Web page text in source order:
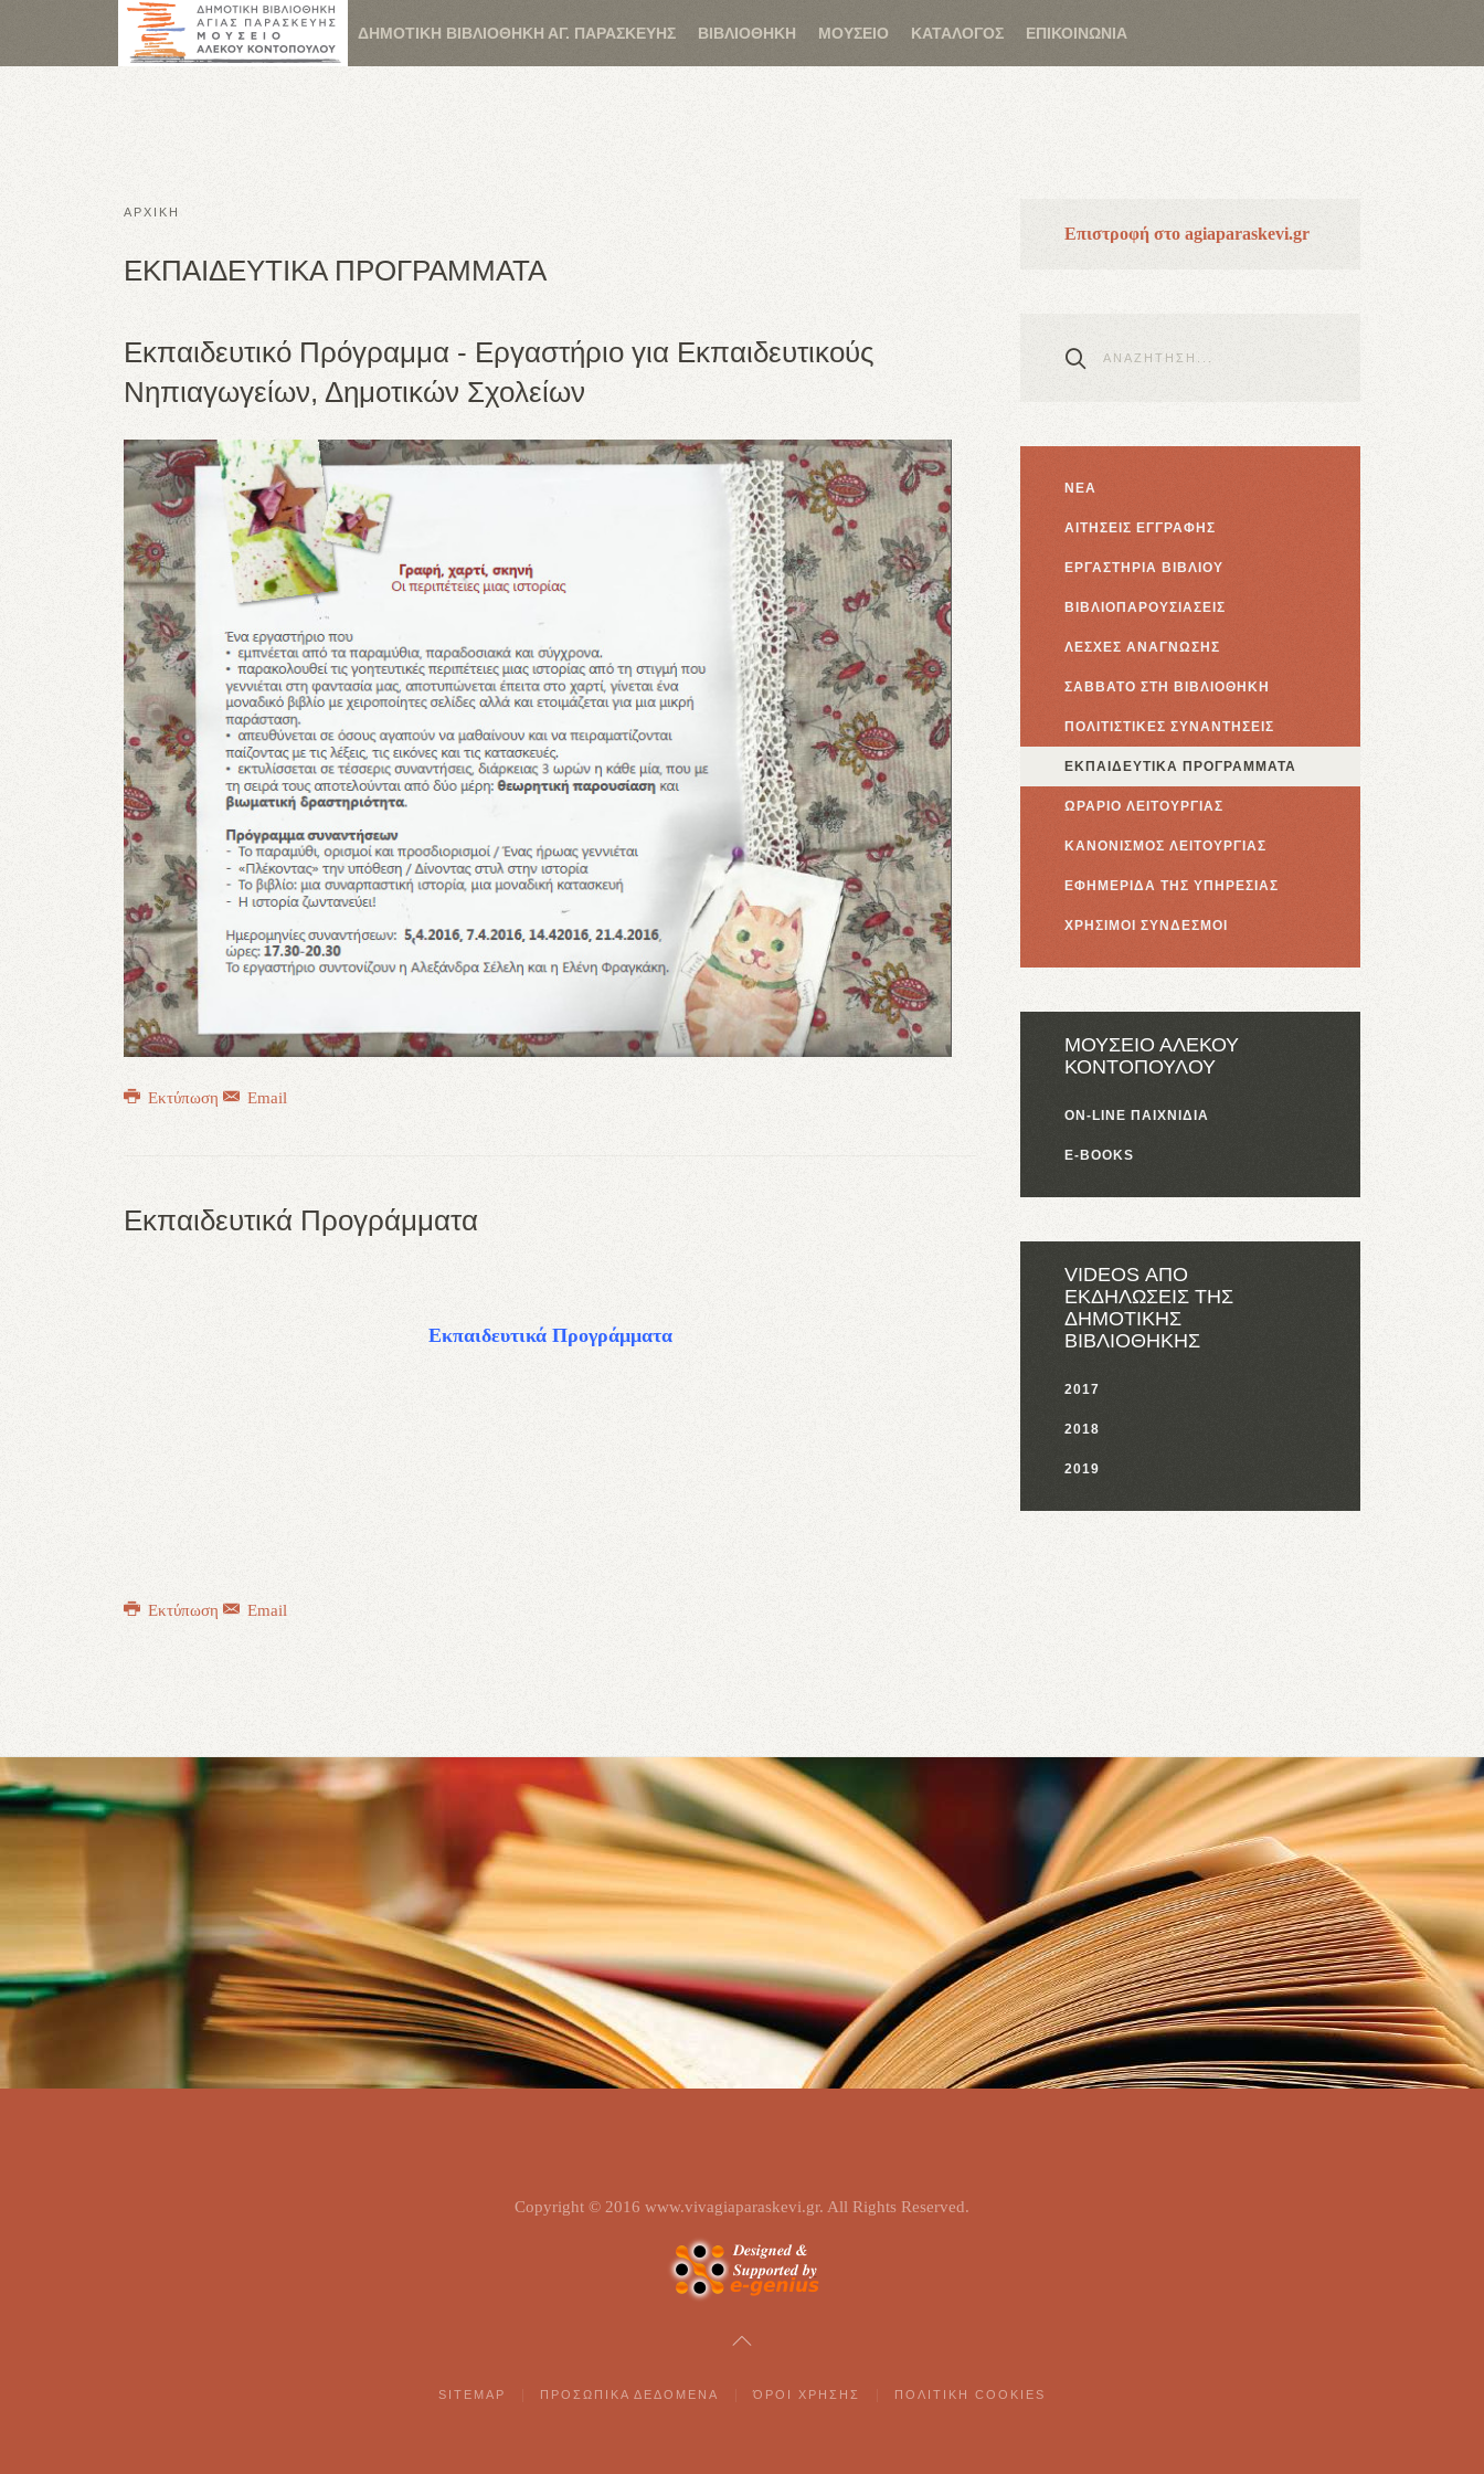
ΔΗΜΟΤΙΚΗ ΒΙΒΛΙΟΘΗΚΗ ΑΓ. ΠΑΡΑΣΚΕΥΗΣ ΒΙΒΛΙΟΘΗΚΗ ΜΟΥΣΕΙΟ ΚΑΤΑΛΟΓΟΣ ΕΠΙΚΟΙΝΩΝΙΑ
ΑΡΧΙΚΗ
ΕΚΠΑΙΔΕΥΤΙΚΑ ΠΡΟΓΡΑΜΜΑΤΑ
Εκπαιδευτικό Πρόγραμμα - Εργαστήριο για Εκπαιδευτικούς
Νηπιαγωγείων, Δημοτικών Σχολείων
Εκτύπωση Email
Εκπαιδευτικά Προγράμματα
Εκπαιδευτικά Προγράμματα
Εκτύπωση Email
Επιστροφή στο agiaparaskevi.gr
ΝΕΑ
ΑΙΤΗΣΕΙΣ ΕΓΓΡΑΦΗΣ
ΕΡΓΑΣΤΗΡΙΑ ΒΙΒΛΙΟΥ
ΒΙΒΛΙΟΠΑΡΟΥΣΙΑΣΕΙΣ
ΛΕΣΧΕΣ ΑΝΑΓΝΩΣΗΣ
ΣΑΒΒΑΤΟ ΣΤΗ ΒΙΒΛΙΟΘΗΚΗ
ΠΟΛΙΤΙΣΤΙΚΕΣ ΣΥΝΑΝΤΗΣΕΙΣ
ΕΚΠΑΙΔΕΥΤΙΚΑ ΠΡΟΓΡΑΜΜΑΤΑ
ΩΡΑΡΙΟ ΛΕΙΤΟΥΡΓΙΑΣ
ΚΑΝΟΝΙΣΜΟΣ ΛΕΙΤΟΥΡΓΙΑΣ
ΕΦΗΜΕΡΙΔΑ ΤΗΣ ΥΠΗΡΕΣΙΑΣ
ΧΡΗΣΙΜΟΙ ΣΥΝΔΕΣΜΟΙ
ΜΟΥΣΕΙΟ ΑΛΕΚΟΥ
ΚΟΝΤΟΠΟΥΛΟΥ
ON-LINE ΠΑΙΧΝΙΔΙΑ
E-BOOKS
VIDEOS ΑΠΟ
ΕΚΔΗΛΩΣΕΙΣ ΤΗΣ
ΔΗΜΟΤΙΚΗΣ
ΒΙΒΛΙΟΘΗΚΗΣ
2017
2018
2019
Copyright © 2016 www.vivagiaparaskevi.gr. All Rights Reserved.
SITEMAP ΠΡΟΣΩΠΙΚΑ ΔΕΔΟΜΕΝΑ ΌΡΟΙ ΧΡΗΣΗΣ ΠΟΛΙΤΙΚΗ COOKIES